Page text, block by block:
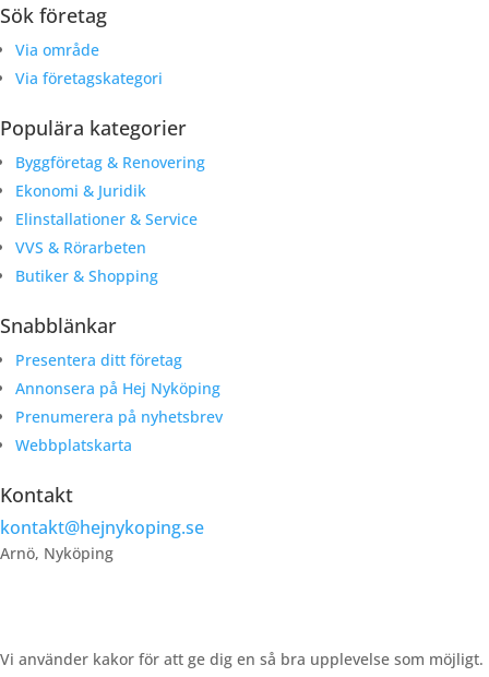
Sök företag
Via område
Via företagskategori
Populära kategorier
Byggföretag & Renovering
Ekonomi & Juridik
Elinstallationer & Service
VVS & Rörarbeten
Butiker & Shopping
Snabblänkar
Presentera ditt företag
Annonsera på Hej Nyköping
Prenumerera på nyhetsbrev
Webbplatskarta
Kontakt
kontakt@hejnykoping.se
Arnö, Nyköping
Vi använder kakor för att ge dig en så bra upplevelse som möjligt.